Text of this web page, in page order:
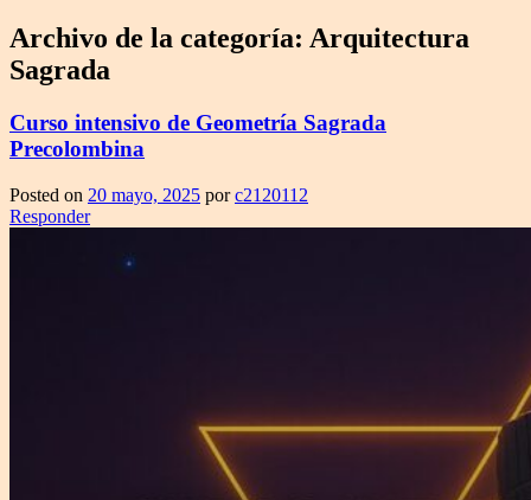
Archivo de la categoría: Arquitectura
Sagrada
Curso intensivo de Geometría Sagrada
Precolombina
Posted on 20 mayo, 2025 porc2120112
Responder